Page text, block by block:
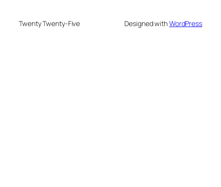
Twenty Twenty-Five Designed withWordPress